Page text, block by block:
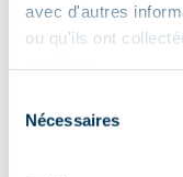
avec d'autres
ou qu'ils ont
Nécessaires